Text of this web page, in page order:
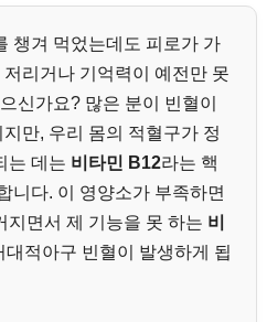
챙겨 먹었는데도 피로가 가
리거나 기억력이 예전만 못
신가요? 많은 분이 빈혈이
지만, 우리 몸의 적혈구가 정
는 데는 비타민 B12라는 핵
니다. 이 영양소가 부족하면
지면서 제 기능을 못 하는 비
대적아구 빈혈이 발생하게 됩